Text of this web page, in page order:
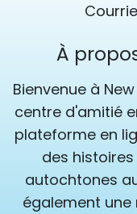
À
Bienvenue à
centre d'amitié
plateforme en
des
autochtones
également une